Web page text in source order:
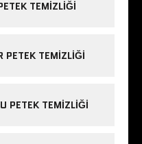
TEMIZLIĞI
PETEK TEMIZLIĞI
PETEK TEMIZLIĞI